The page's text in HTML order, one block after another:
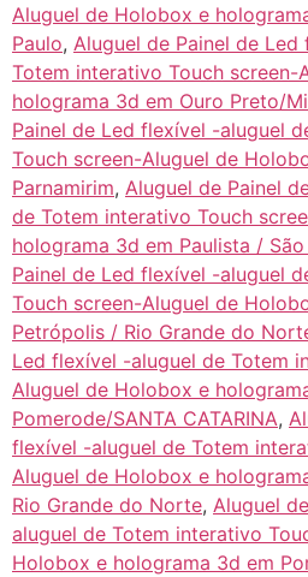
Aluguel de Holobox e
Paulo, Aluguel de Painel de
Totem interativo Touch screen-
holograma 3d em Ouro Preto/
Painel de Led flexível -aluguel
Touch screen-Aluguel de
Parnamirim, Aluguel de Painel
de Totem interativo Touch
holograma 3d em Paulista / São
Painel de Led flexível -aluguel
Touch screen-Aluguel de
Petrópolis / Rio Grande do
Led flexível -aluguel de Totem
Aluguel de Holobox e
Pomerode/SANTA CATARINA,
flexível -aluguel de Totem
Aluguel de Holobox e
Rio Grande do Norte, Aluguel
aluguel de Totem interativo
Holobox e holograma 3d em